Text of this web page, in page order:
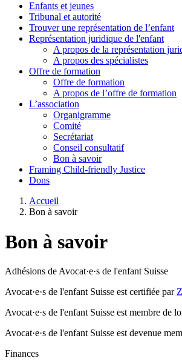
Enfants et jeunes
Tribunal et autorité
Trouver une représentation de l’enfant
Représentation juridique de l'enfant
A propos de la représentation
A propos des spécialistes
Offre de formation
Offre de formation
A propos de l’offre de formation
L’association
Organigramme
Comité
Secrétariat
Conseil consultatif
Bon à savoir
Framing Child-friendly Justice
Dons
Accueil
Bon à savoir
Bon à savoir
Adhésions de Avocat·e·s de l'enfant Suisse
Avocat·e·s de l'enfant Suisse est certifiée par
Avocat·e·s de l'enfant Suisse est membre de
Avocat·e·s de l'enfant Suisse est devenue
Finances